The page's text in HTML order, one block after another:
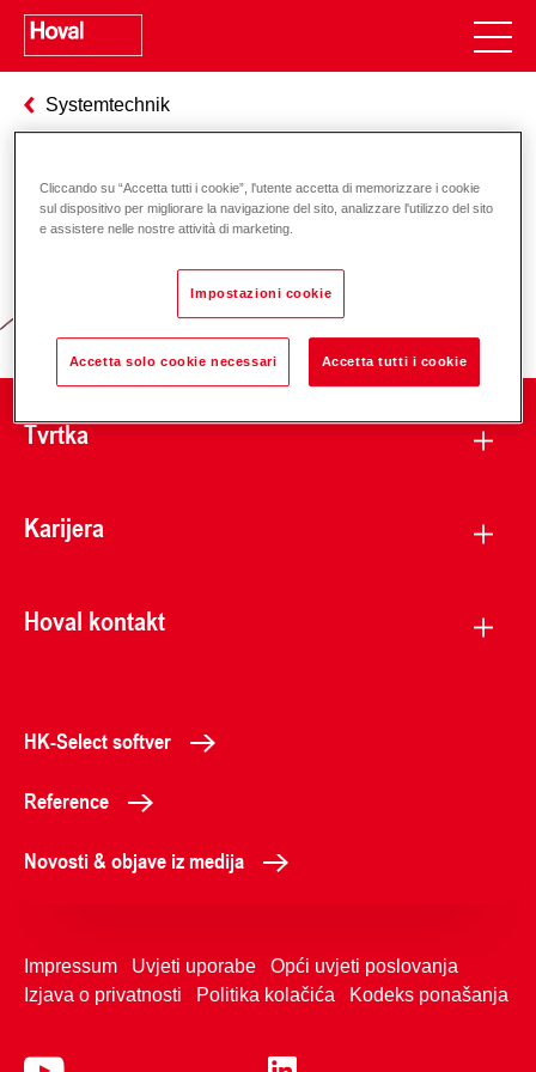
Systemtechnik
Odgovornost za energiju i okoliš
Tvrtka
Karijera
Hoval kontakt
HK-Select softver
Reference
Novosti & objave iz medija
Impressum Uvjeti uporabe
Opći uvjeti poslovanja
Izjava o privatnosti
Politika kolačića Kodeks ponašanja
Cliccando su “Accetta tutti i cookie”, l'utente accetta di memorizzare i cookie
sul dispositivo per migliorare la navigazione del sito, analizzare l'utilizzo del sito
e assistere nelle nostre attività di marketing.
Impostazioni cookie
Accetta solo cookie necessari Accetta tutti i cookie